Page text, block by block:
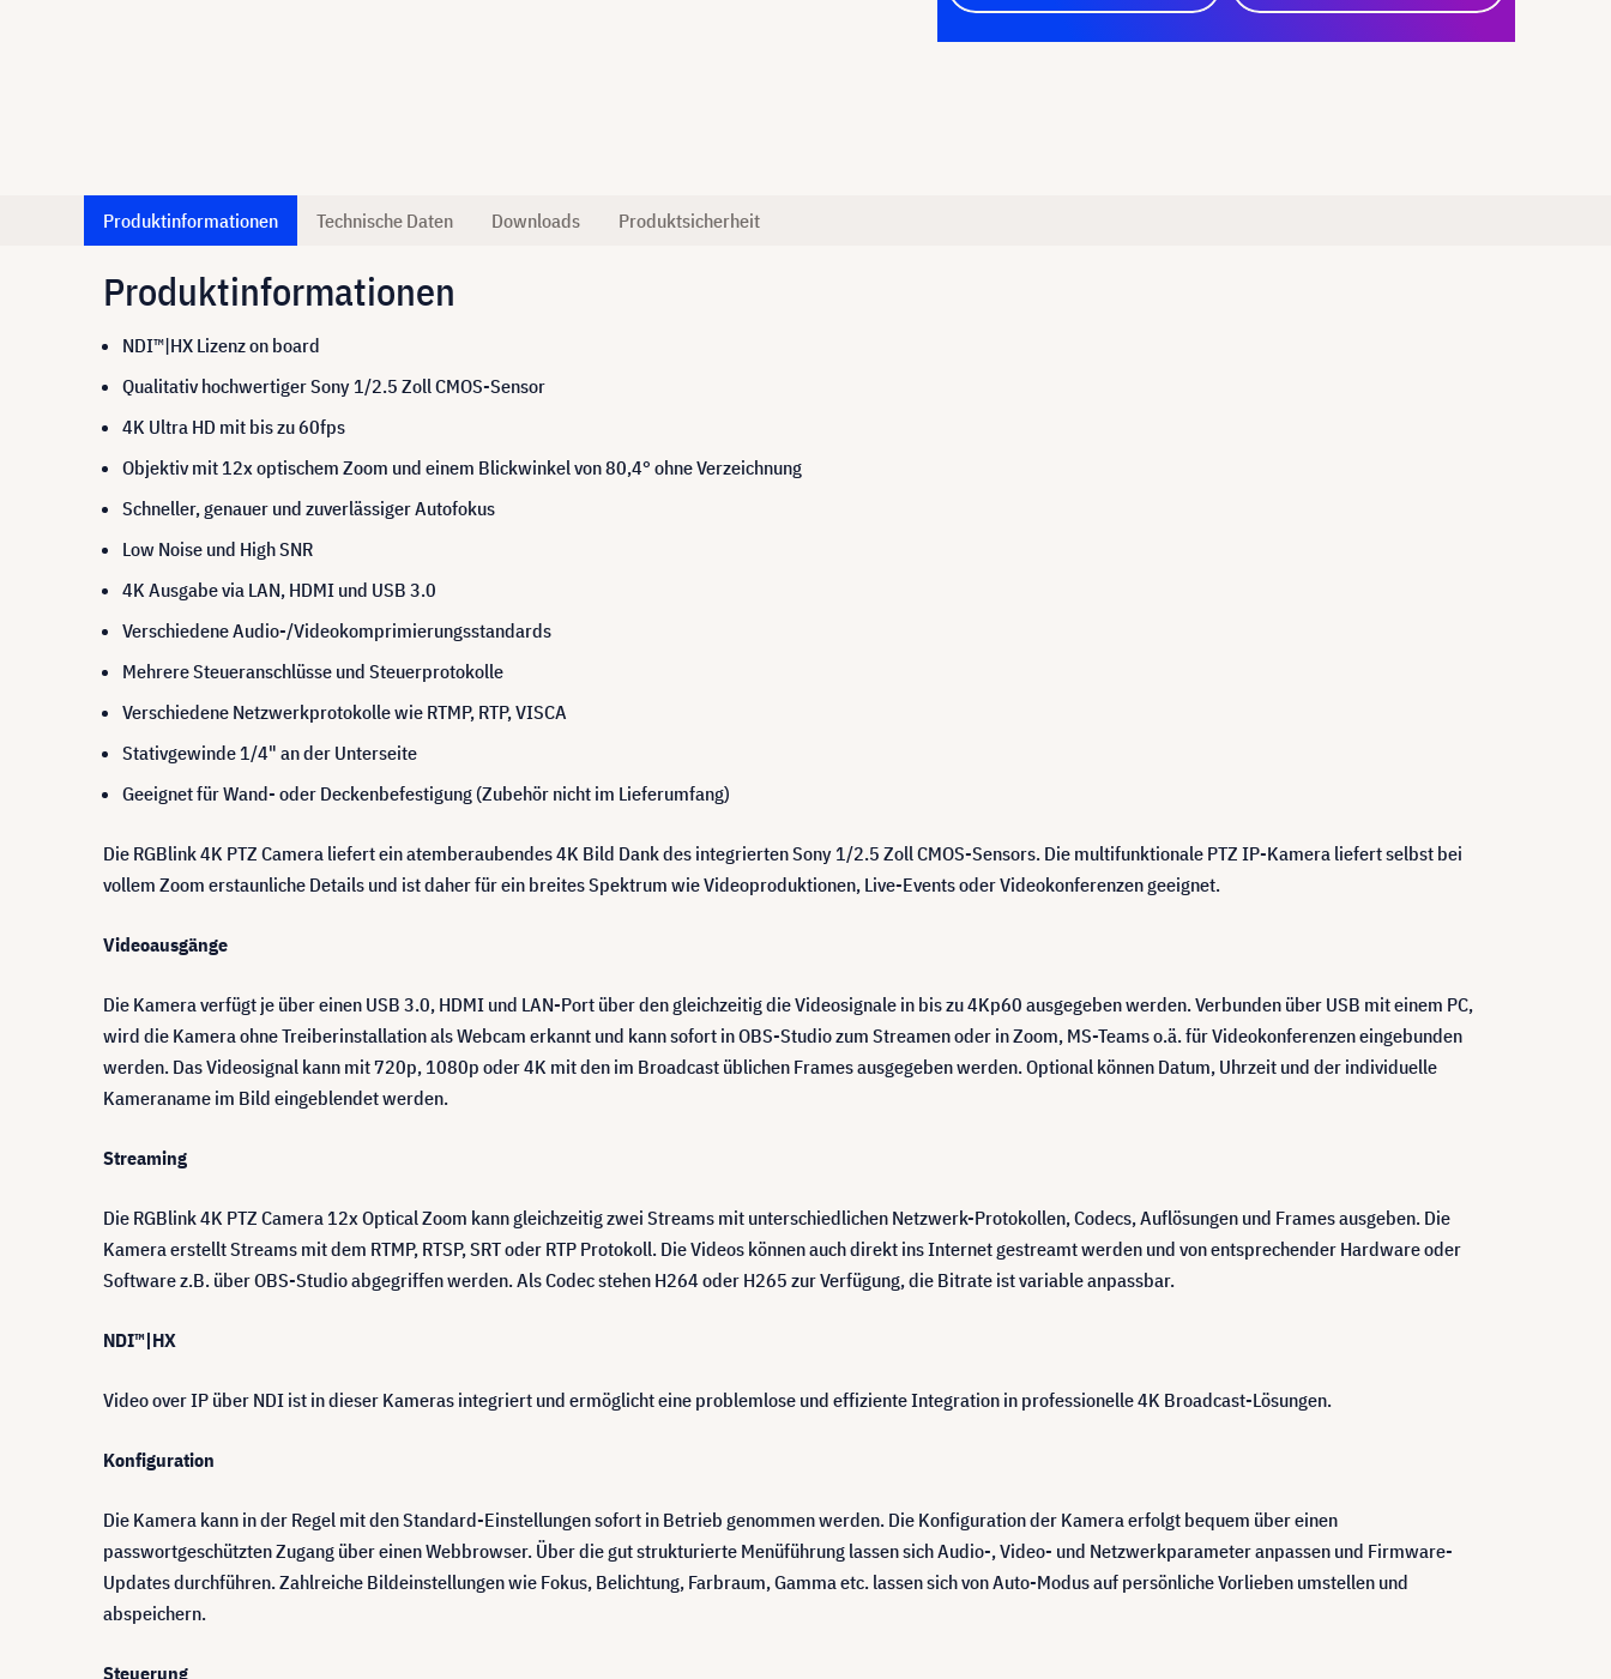
Produktinformationen Technische Daten Downloads Produktsicherheit
Produktinformationen
NDI™|HX Lizenz on board
Qualitativ hochwertiger Sony 1/2.5 Zoll CMOS-Sensor
4K Ultra HD mit bis zu 60fps
Objektiv mit 12x optischem Zoom und einem Blickwinkel von 80,4° ohne Verzeichnung
Schneller, genauer und zuverlässiger Autofokus
Low Noise und High SNR
4K Ausgabe via LAN, HDMI und USB 3.0
Verschiedene Audio-/Videokomprimierungsstandards
Mehrere Steueranschlüsse und Steuerprotokolle
Verschiedene Netzwerkprotokolle wie RTMP, RTP, VISCA
Stativgewinde 1/4" an der Unterseite
Geeignet für Wand- oder Deckenbefestigung (Zubehör nicht im Lieferumfang)
Die RGBlink 4K PTZ Camera liefert ein atemberaubendes 4K Bild Dank des integrierten Sony 1/2.5 Zoll CMOS-Sensors. Die multifunktionale PTZ IP-Kamera liefert selbst bei
vollem Zoom erstaunliche Details und ist daher für ein breites Spektrum wie Videoproduktionen, Live-Events oder Videokonferenzen geeignet.
Videoausgänge
Die Kamera verfügt je über einen USB 3.0, HDMI und LAN-Port über den gleichzeitig die Videosignale in bis zu 4Kp60 ausgegeben werden. Verbunden über USB mit einem PC,
wird die Kamera ohne Treiberinstallation als Webcam erkannt und kann sofort in OBS-Studio zum Streamen oder in Zoom, MS-Teams o.ä. für Videokonferenzen eingebunden
werden. Das Videosignal kann mit 720p, 1080p oder 4K mit den im Broadcast üblichen Frames ausgegeben werden. Optional können Datum, Uhrzeit und der individuelle
Kameraname im Bild eingeblendet werden.
Streaming
Die RGBlink 4K PTZ Camera 12x Optical Zoom kann gleichzeitig zwei Streams mit unterschiedlichen Netzwerk-Protokollen, Codecs, Auflösungen und Frames ausgeben. Die
Kamera erstellt Streams mit dem RTMP, RTSP, SRT oder RTP Protokoll. Die Videos können auch direkt ins Internet gestreamt werden und von entsprechender Hardware oder
Software z.B. über OBS-Studio abgegriffen werden. Als Codec stehen H264 oder H265 zur Verfügung, die Bitrate ist variable anpassbar.
NDI™|HX
Video over IP über NDI ist in dieser Kameras integriert und ermöglicht eine problemlose und effiziente Integration in professionelle 4K Broadcast-Lösungen.
Konfiguration
Die Kamera kann in der Regel mit den Standard-Einstellungen sofort in Betrieb genommen werden. Die Konfiguration der Kamera erfolgt bequem über einen
passwortgeschützten Zugang über einen Webbrowser. Über die gut strukturierte Menüführung lassen sich Audio-, Video- und Netzwerkparameter anpassen und Firmware-
Updates durchführen. Zahlreiche Bildeinstellungen wie Fokus, Belichtung, Farbraum, Gamma etc. lassen sich von Auto-Modus auf persönliche Vorlieben umstellen und
abspeichern.
Steuerung